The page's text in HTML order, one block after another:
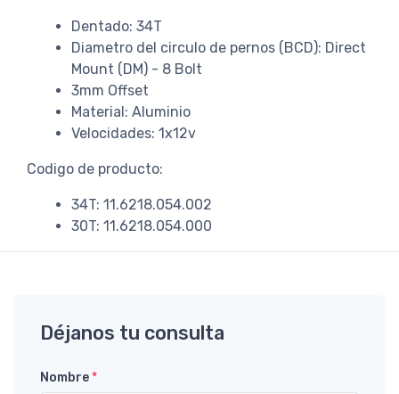
Dentado: 34T
Diametro del circulo de pernos (BCD): Direct
Mount (DM) - 8 Bolt
3mm Offset
Material: Aluminio
Velocidades: 1x12v
Codigo de producto:
34T: 11.6218.054.002
30T: 11.6218.054.000
Déjanos tu consulta
Nombre*